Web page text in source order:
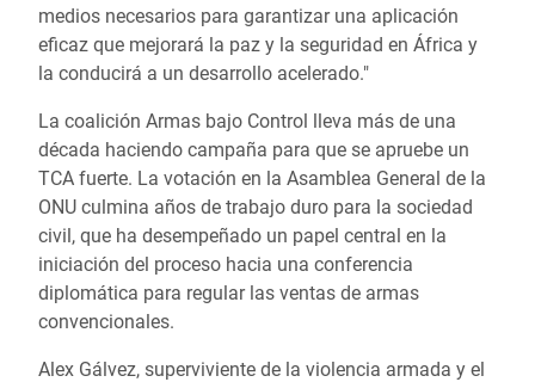
medios necesarios para garantizar una aplicación
eficaz que mejorará la paz y la seguridad en África y
la conducirá a un desarrollo acelerado."
La coalición Armas bajo Control lleva más de una
década haciendo campaña para que se apruebe un
TCA fuerte. La votación en la Asamblea General de la
ONU culmina años de trabajo duro para la sociedad
civil, que ha desempeñado un papel central en la
iniciación del proceso hacia una conferencia
diplomática para regular las ventas de armas
convencionales.
Alex Gálvez, superviviente de la violencia armada y el